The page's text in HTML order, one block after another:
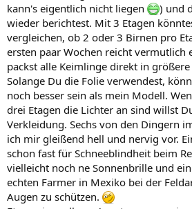
kann's eigentlich nicht liegen
) und
wieder berichtest. Mit 3 Etagen
vergleichen, ob 2 oder 3 Birnen pro
ersten paar Wochen reicht vermutlich
packst alle Keimlinge direkt in größere
Solange Du die Folie verwendest,
noch besser sein als mein Modell.
drei Etagen die Lichter an sind willst
Verkleidung. Sechs von den Dingern
ich mir gleißend hell und nervig vor.
schon fast für Schneeblindheit beim
vielleicht noch ne Sonnenbrille und
echten Farmer in Mexiko bei der
Augen zu schützen.